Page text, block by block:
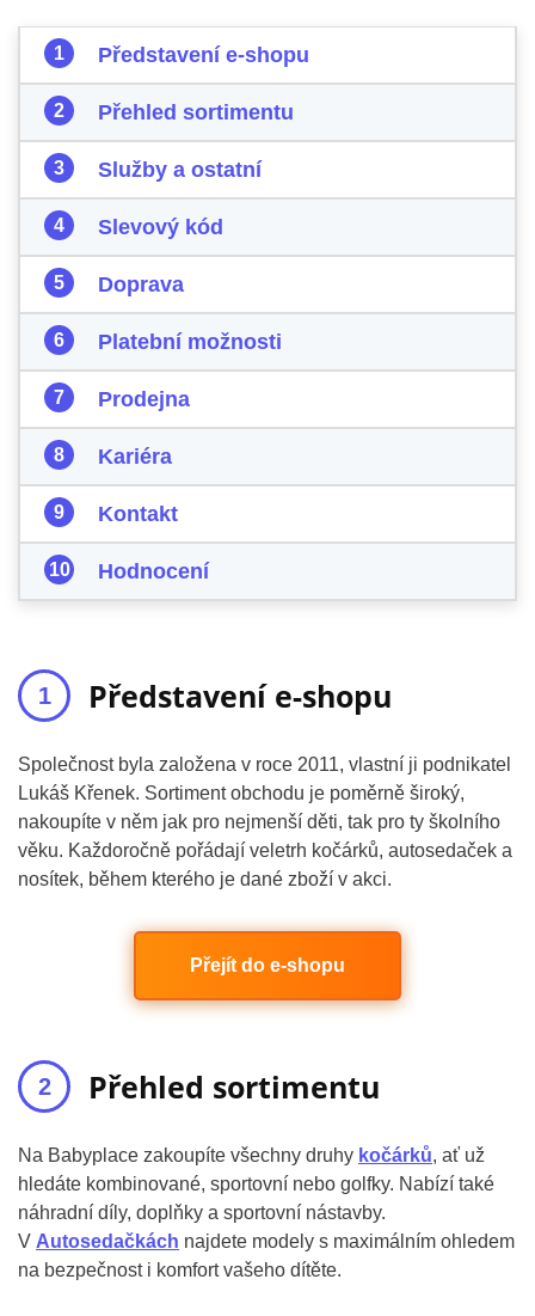
Představení e-shopu
Přehled sortimentu
Služby a ostatní
Slevový kód
Doprava
Platební možnosti
Prodejna
Kariéra
Kontakt
Hodnocení
Představení e-shopu
Společnost byla založena v roce 2011, vlastní ji podnikatel
Lukáš Křenek. Sortiment obchodu je poměrně široký,
nakoupíte v něm jak pro nejmenší děti, tak pro ty školního
věku. Každoročně pořádají veletrh kočárků, autosedaček a
nosítek, během kterého je dané zboží v akci.
Přejít do e-shopu
Přehled sortimentu
Na Babyplace zakoupíte všechny druhy kočárků, ať už
hledáte kombinované, sportovní nebo golfky. Nabízí také
náhradní díly, doplňky a sportovní nástavby.
V Autosedačkách najdete modely s maximálním ohledem
na bezpečnost i komfort vašeho dítěte.